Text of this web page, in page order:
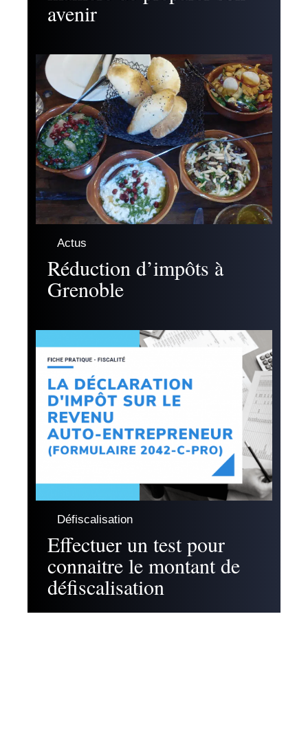
avenir
Actus
Réduction d’impôts à
Grenoble
Défiscalisation
Effectuer un test pour
connaitre le montant de
défiscalisation